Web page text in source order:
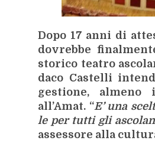
Dopo 17 anni di
do­vreb­be
sto­ri­co tea­tro
da­co Ca­stel­li
ge­stio­ne, al­me­no
al­l’A­mat. “E’ una
le per tut­ti gli
as­ses­so­re alla